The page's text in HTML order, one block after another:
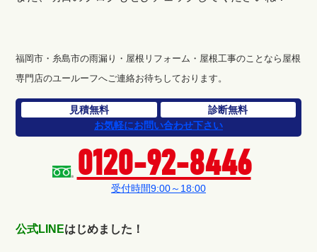
福岡市・糸島市の雨漏り・屋根リフォーム・屋根工事のことなら屋根
専門店のユールーフへご連絡お待ちしております。
見積無料
診断無料
お気軽にお問い合わせ下さい
0120-92-8446
受付時間9:00～18:00
公式LINEはじめました！